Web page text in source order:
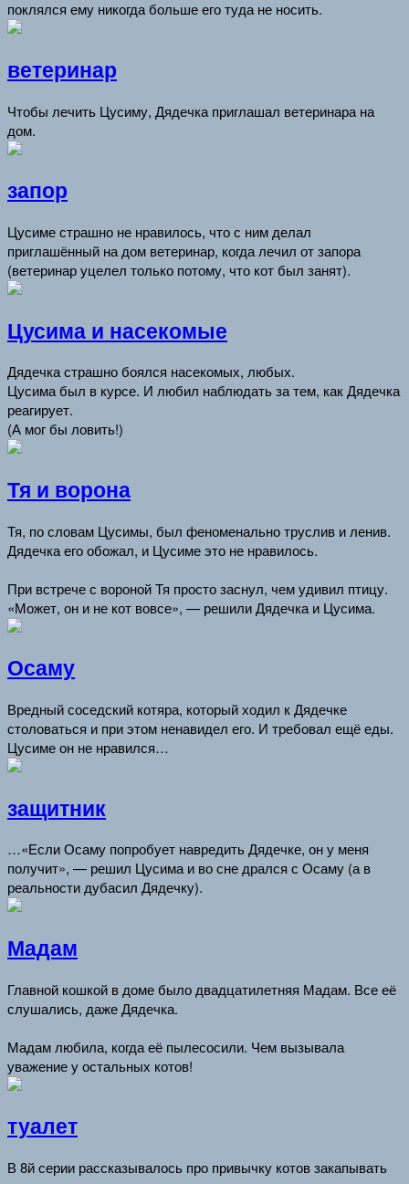
поклялся ему никогда больше его туда не носить.
ветеринар
Чтобы лечить Цусиму, Дядечка приглашал ветеринара на
дом.
запор
Цусиме страшно не нравилось, что с ним делал
приглашённый на дом ветеринар, когда лечил от запора
(ветеринар уцелел только потому, что кот был занят).
Цусима и насекомые
Дядечка страшно боялся насекомых, любых.
Цусима был в курсе. И любил наблюдать за тем, как Дядечка
реагирует.
(А мог бы ловить!)
Тя и ворона
Тя, по словам Цусимы, был феноменально труслив и ленив.
Дядечка его обожал, и Цусиме это не нравилось.
При встрече с вороной Тя просто заснул, чем удивил птицу.
«Может, он и не кот вовсе», — решили Дядечка и Цусима.
Осаму
Вредный соседский котяра, который ходил к Дядечке
столоваться и при этом ненавидел его. И требовал ещё еды.
Цусиме он не нравился…
защитник
…«Если Осаму попробует навредить Дядечке, он у меня
получит», — решил Цусима и во сне дрался с Осаму (а в
реальности дубасил Дядечку).
Мадам
Главной кошкой в доме было двадцатилетняя Мадам. Все её
слушались, даже Дядечка.
Мадам любила, когда её пылесосили. Чем вызывала
уважение у остальных котов!
туалет
В 8й серии рассказывалось про привычку котов закапывать